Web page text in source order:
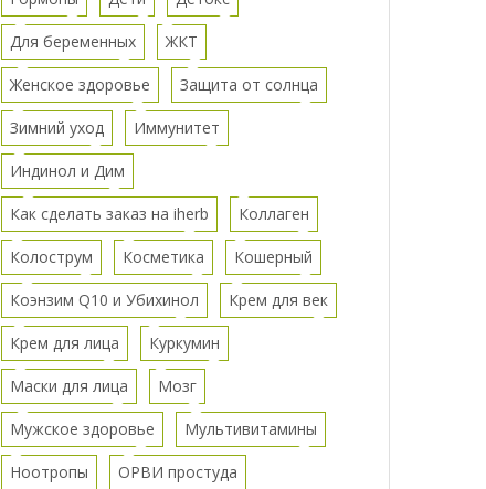
Для беременных ЖКТ
Женское здоровье Защита от солнца
Зимний уход Иммунитет
Индинол и Дим
Как сделать заказ на iherb Коллаген
Колострум Косметика Кошерный
Коэнзим Q10 и Убихинол Крем для век
Крем для лица Куркумин
Маски для лица Мозг
Мужское здоровье Мультивитамины
Ноотропы ОРВИ простуда